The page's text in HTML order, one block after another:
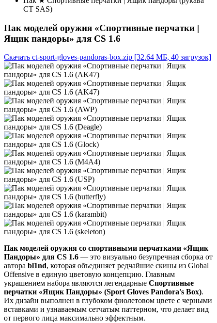
CT SAS)
Пак моделей оружия «Спортивные перчатки |
Ящик пандоры» для CS 1.6
Скачать ct-sport-gloves-pandoras-box.zip [32.64 МБ, 40 загрузок]
Пак моделей оружия со спортивными перчатками «Ящик
Пандоры» для CS 1.6 — это визуально безупречная сборка от
автора bl1nd, которая объединяет редчайшие скины из Global
Offensive в единую цветовую концепцию. Главным
украшением набора являются легендарные Спортивные
перчатки «Ящик Пандоры» (Sport Gloves Pandora's Box).
Их дизайн выполнен в глубоком фиолетовом цвете с черными
вставками и узнаваемым сетчатым паттерном, что делает вид
от первого лица максимально эффектным.